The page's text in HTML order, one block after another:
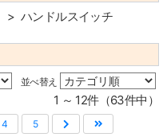
ハンドルスイッチ
並べ替え
1 ～ 12件（63件中）
4 5